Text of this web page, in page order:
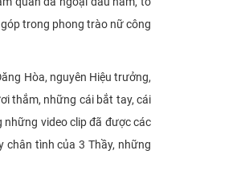
trong phong trào nữ công
Hòa, nguyên Hiệu trưởng,
thắm, những cái bắt tay, cái
những video clip đã được các
chân tình của 3 Thầy, những